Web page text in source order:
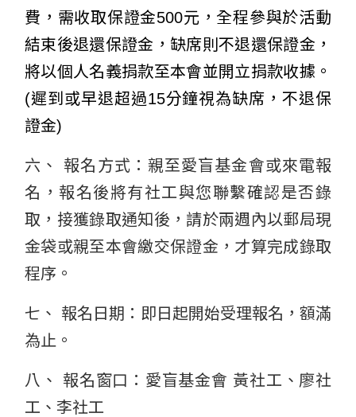
費，需收取保證金500元，全程參與於活動
結束後退還保證金，缺席則不退還保證金，
將以個人名義捐款至本會並開立捐款收據。
(遲到或早退超過15分鐘視為缺席，不退保
證金)
六、 報名方式：親至愛盲基金會或來電報
名，報名後將有社工與您聯繫確認是否錄
取，接獲錄取通知後，請於兩週內以郵局現
金袋或親至本會繳交保證金，才算完成錄取
程序。
七、 報名日期：即日起開始受理報名，額滿
為止。
八、 報名窗口：愛盲基金會 黃社工、廖社
工、李社工